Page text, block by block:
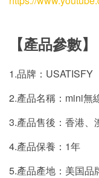
【產品參數】
1.品牌：USATISFY
2.產品名稱：mini無
3.產品售後：香港、
4.產品保養：1年
5.產品產地：美国品